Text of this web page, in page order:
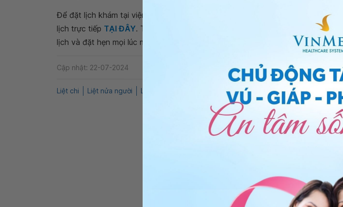
Để đặt lịch khám tại viện, Quý khách vui lòng bấm số GÓI
lịch trực tiếp TẠI ĐÂY. Tải và đặt lịch khám tự động trên ứng dụng My Vinmec
lịch và đặt hẹn mọi lúc mọi nơi ngay trên ứng dụng.
Cập nhật: 22-07-2024
Liệt chi Liệt nửa người Liệt chân Cơ Xương Khớp QnA